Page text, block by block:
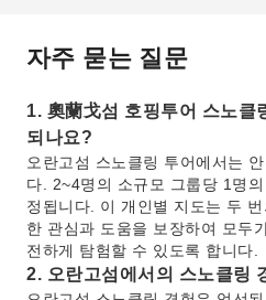
자주 묻는 질문
1. 奧蘭戈섬 호핑투어 스노클
되나요?
오란고섬 스노클링 투어에서는
다. 2~4명의 소규모 그룹당 1명
정됩니다. 이 개인별 지도는 두
한 관심과 도움을 보장하여 모두
전하게 탐험할 수 있도록 합니다.
2. 오란고섬에서의 스노클링